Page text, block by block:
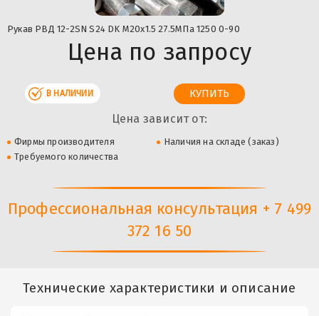
Рукав РВД 12-2SN S24 DK М20х1.5 27.5МПа 1250 0-90
Цена по запросу
В НАЛИЧИИ
Цена зависит от:
Фирмы производителя
Наличия на складе (заказ)
Требуемого количества
Профессиональная консультация + 7 499
372 16 50
Технические характеристики и описание